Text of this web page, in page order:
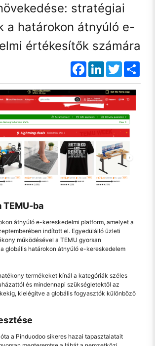
stratégiai
a határokon átnyúló e-
értékesítők számára
FacebookLinkedInTwitter
TEMU-ba
átnyúló e-kereskedelmi platform, amelyet a
indított el. Egyedülálló üzleti
működésével a TEMU gyorsan
globális határokon átnyúló e-kereskedelem
termékeket kínál a kategóriák széles
és mindennapi szükségletektől az
kielégítve a globális fogyasztók különböző
a Pinduodoo sikeres hazai tapasztalatait